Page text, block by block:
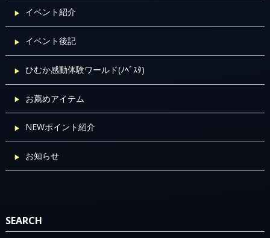
イベント紹介
イベント後記
ひむか感動体験ワールド(ﾉﾍﾞｽﾀ)
お薦めアイテム
NEWポイント紹介
お知らせ
SEARCH